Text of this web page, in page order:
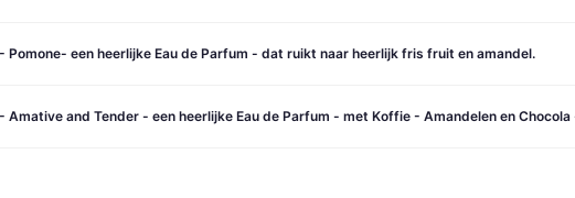
een heerlijke Eau de Parfum - dat ruikt naar heerlijk fris fruit en amandel.
and Tender - een heerlijke Eau de Parfum - met Koffie - Amandelen en